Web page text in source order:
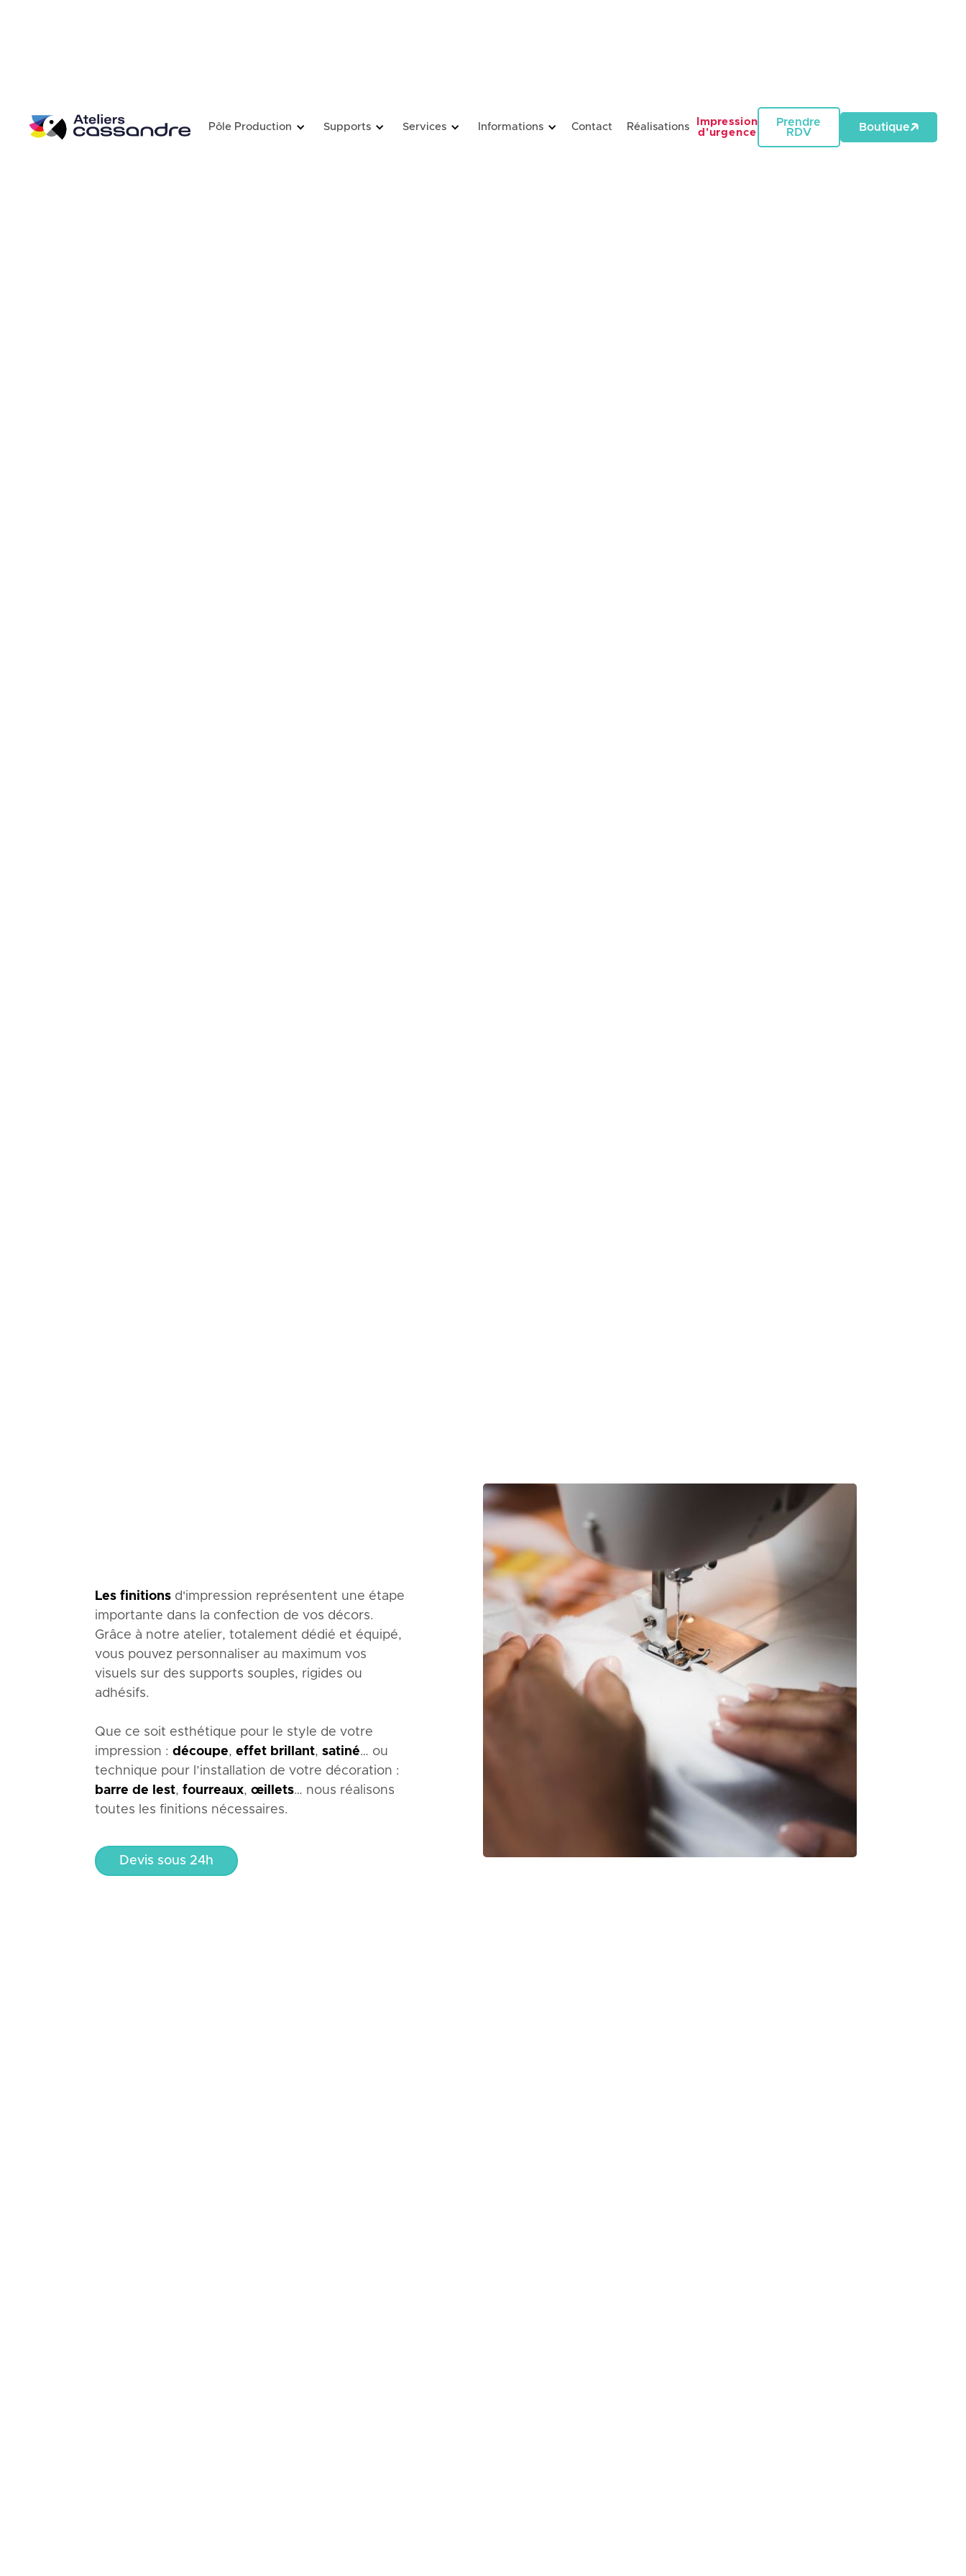
Pôle Production Supports Services Informations Contact Réalisations
Impression
d'urgence
Prendre
RDV
Boutique
Les finitions d'impression représentent une étape
importante dans la confection de vos décors.
Grâce à notre atelier, totalement dédié et équipé,
vous pouvez personnaliser au maximum vos
visuels sur des supports souples, rigides ou
adhésifs.
Que ce soit esthétique pour le style de votre
impression : découpe, effet brillant, satiné… ou
technique pour l’installation de votre décoration :
barre de lest, fourreaux, œillets… nous réalisons
toutes les finitions nécessaires.
Devis sous 24h